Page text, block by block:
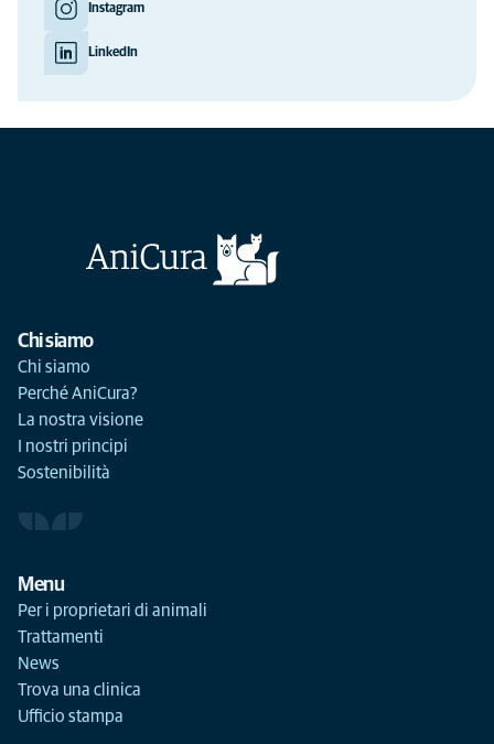
Instagram
LinkedIn
Chi siamo
Chi siamo
Perché AniCura?
La nostra visione
I nostri principi
Sostenibilità
Menu
Per i proprietari di animali
Trattamenti
News
Trova una clinica
Ufficio stampa